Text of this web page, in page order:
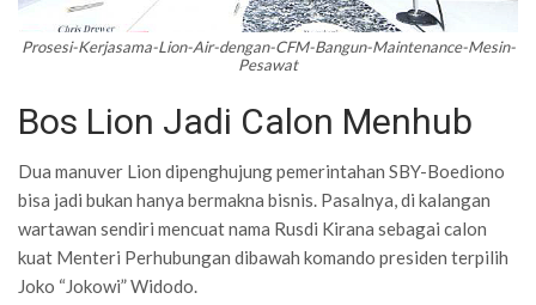
Prosesi-Kerjasama-Lion-Air-dengan-CFM-Bangun-Maintenance-Mesin-
Pesawat
Bos Lion Jadi Calon Menhub
Dua manuver Lion dipenghujung pemerintahan SBY-Boediono
bisa jadi bukan hanya bermakna bisnis. Pasalnya, di kalangan
wartawan sendiri mencuat nama Rusdi Kirana sebagai calon
kuat Menteri Perhubungan dibawah komando presiden terpilih
Joko “Jokowi” Widodo.